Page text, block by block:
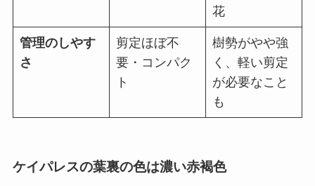
花
管理のしやす
さ
剪定ほぼ不
要・コンパク
ト
樹勢がやや強
く、軽い剪定
が必要なこと
も
ケイパレスの葉裏の色は濃い赤褐色